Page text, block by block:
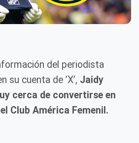
del periodista
su cuenta de ’X’, Jaidy
cerca de convertirse en
Club América Femenil.